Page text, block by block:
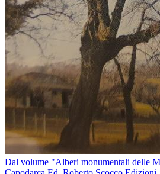
Dal volume "Alberi monumentali delle